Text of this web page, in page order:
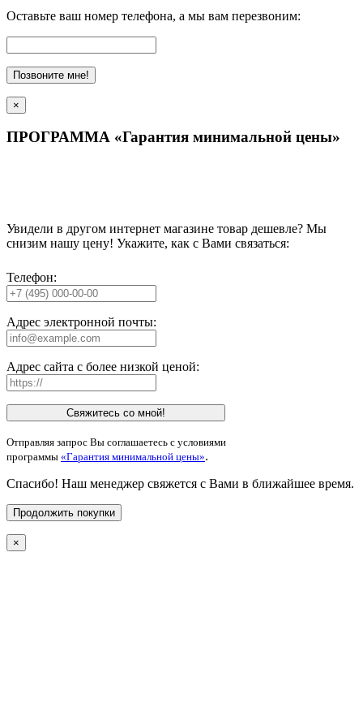
Оставьте ваш номер телефона, а мы вам перезвоним:
Позвоните мне!
×
ПРОГРАММА «Гарантия минимальной цены»
Увидели в другом интернет магазине товар дешевле? Мы
снизим нашу цену! Укажите, как с Вами связаться:
Телефон:
Адрес электронной почты:
Адрес сайта с более низкой ценой:
Свяжитесь со мной!
Отправляя запрос Вы соглашаетесь с условиями
программы «Гарантия минимальной цены».
Спасибо! Наш менеджер свяжется с Вами в ближайшее время.
Продолжить покупки
×